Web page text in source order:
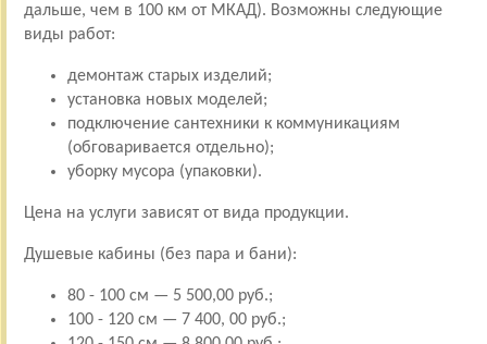
дальше, чем в 100 км от МКАД). Возможны следующие
виды работ:
демонтаж старых изделий;
установка новых моделей;
подключение сантехники к коммуникациям
(обговаривается отдельно);
уборку мусора (упаковки).
Цена на услуги зависят от вида продукции.
Душевые кабины (без пара и бани):
80 - 100 см — 5 500,00 руб.;
100 - 120 см — 7 400, 00 руб.;